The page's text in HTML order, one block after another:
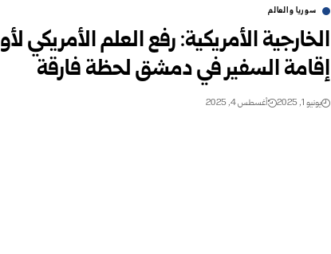
سوريا والعالم
إقامة السفير في دمشق لحظة فارقة
يونيو 1, 2025 أغسطس 4, 2025